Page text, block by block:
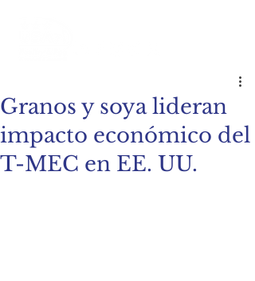
Granos y soya lideran
impacto económico del
T-MEC en EE. UU.